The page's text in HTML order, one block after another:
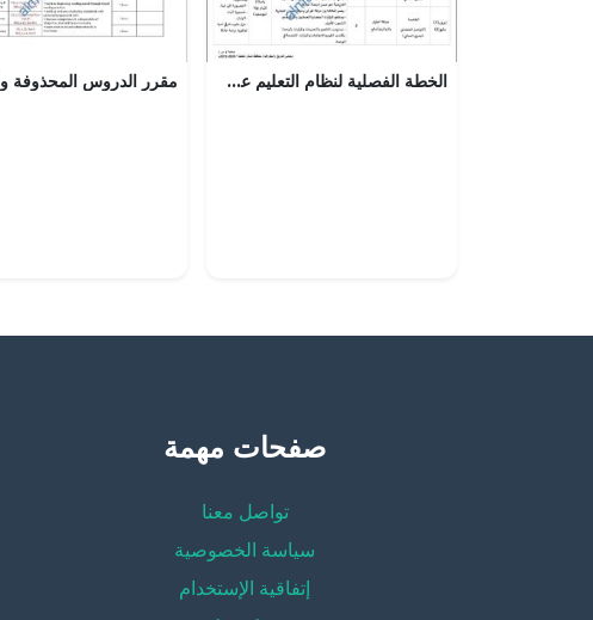
الخطة الفصلية لنظام التعليم عن بعد (اجتماعيات) التاسع
صفحات مهمة
تواصل معنا
سياسة الخصوصية
إتفاقية الإستخدام